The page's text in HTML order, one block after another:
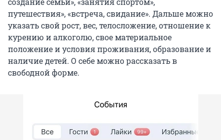
путешествия», «встреча, свидание». Дальше можно
указать свой рост, вес, телосложение, отношение к
курению и алкоголю, свое материальное
положение и условия проживания, образование и
наличие детей. О себе можно рассказать в
свободной форме.